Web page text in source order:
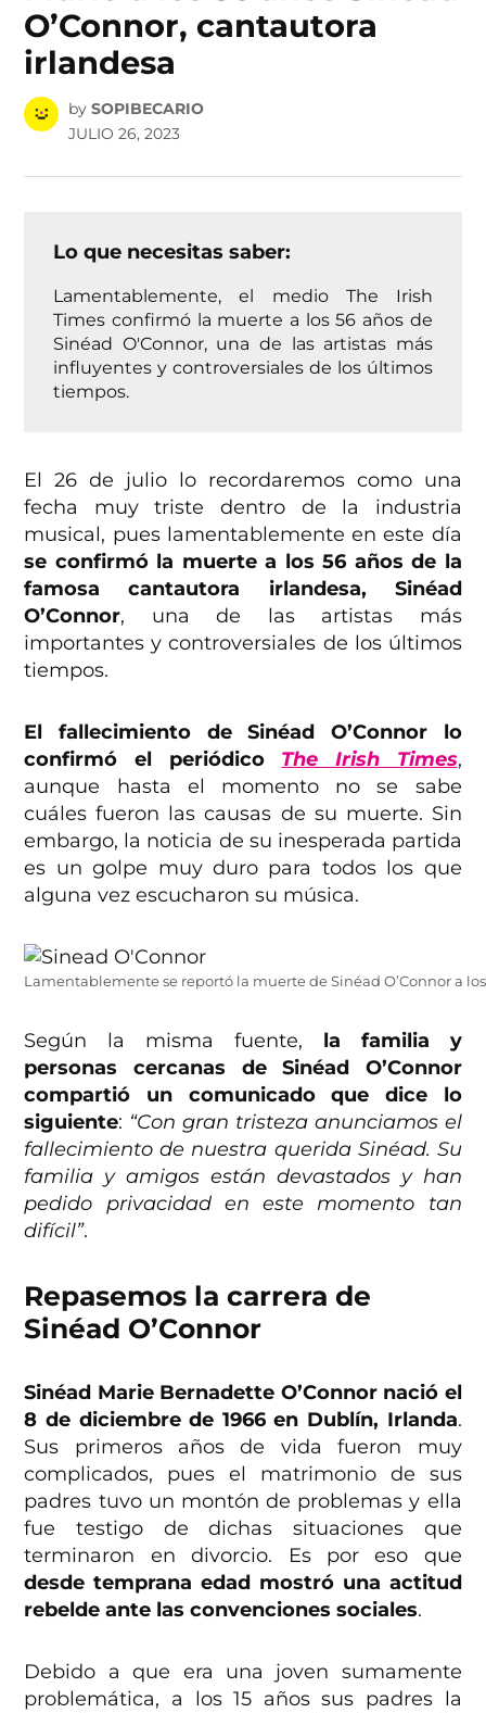
O’Connor, cantautora
irlandesa
by SOPIBECARIO
JULIO 26, 2023
Lo que necesitas saber:
Lamentablemente, el medio The Irish
Times confirmó la muerte a los 56 años de
Sinéad O'Connor, una de las artistas más
influyentes y controversiales de los últimos
tiempos.
El 26 de julio lo recordaremos como una
fecha muy triste dentro de la industria
musical, pues lamentablemente en este día
se confirmó la muerte a los 56 años de la
famosa cantautora irlandesa, Sinéad
O’Connor, una de las artistas más
importantes y controversiales de los últimos
tiempos.
El fallecimiento de Sinéad O’Connor lo
confirmó el periódico The Irish Times,
aunque hasta el momento no se sabe
cuáles fueron las causas de su muerte. Sin
embargo, la noticia de su inesperada partida
es un golpe muy duro para todos los que
alguna vez escucharon su música.
Lamentablemente se reportó la muerte de Sinéad O’Connor a
Según la misma fuente, la familia y
personas cercanas de Sinéad O’Connor
compartió un comunicado que dice lo
siguiente: “Con gran tristeza anunciamos el
fallecimiento de nuestra querida Sinéad. Su
familia y amigos están devastados y han
pedido privacidad en este momento tan
difícil”.
Repasemos la carrera de
Sinéad O’Connor
Sinéad Marie Bernadette O’Connor nació el
8 de diciembre de 1966 en Dublín, Irlanda.
Sus primeros años de vida fueron muy
complicados, pues el matrimonio de sus
padres tuvo un montón de problemas y ella
fue testigo de dichas situaciones que
terminaron en divorcio. Es por eso que
desde temprana edad mostró una actitud
rebelde ante las convenciones sociales.
Debido a que era una joven sumamente
problemática, a los 15 años sus padres la